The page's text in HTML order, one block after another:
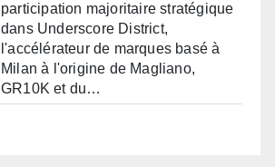
participation majoritaire stratégique
dans Underscore District,
l'accélérateur de marques basé à
Milan à l'origine de Magliano,
GR10K et du…